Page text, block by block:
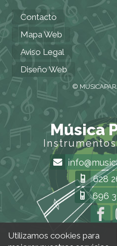
Contacto
Mapa Web
Aviso Legal
Diseño Web
©
Música
628
696
Utilizamos cookies para